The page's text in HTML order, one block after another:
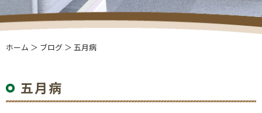
ホーム ＞ ブログ ＞ 五月病
五月病